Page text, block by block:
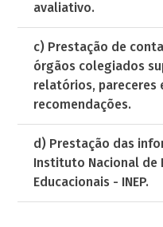
avaliativo.
c) Prestação de
órgãos colegiados
relatórios, pareceres
recomendações.
d) Prestação das
Instituto Nacional de
Educacionais - INEP.